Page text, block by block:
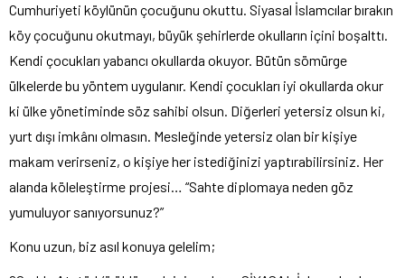
Cumhuriyeti köylünün çocuğunu okuttu. Siyasal İslamcılar bırakın
köy çocuğunu okutmayı, büyük şehirlerde okulların içini boşalttı.
Kendi çocukları yabancı okullarda okuyor. Bütün sömürge
ülkelerde bu yöntem uygulanır. Kendi çocukları iyi okullarda okur
ki ülke yönetiminde söz sahibi olsun. Diğerleri yetersiz olsun ki,
yurt dışı imkânı olmasın. Mesleğinde yetersiz olan bir kişiye
makam verirseniz, o kişiye her istediğinizi yaptırabilirsiniz. Her
alanda köleleştirme projesi… “Sahte diplomaya neden göz
yumuluyor sanıyorsunuz?”
Konu uzun, biz asıl konuya gelelim;